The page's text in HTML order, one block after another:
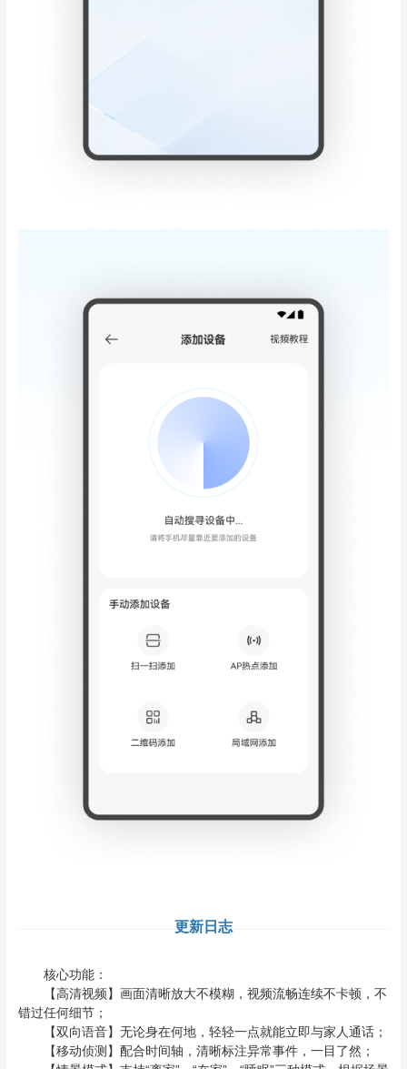
更新日志
核心功能：
【高清视频】画面清晰放大不模糊，视频流畅连续不卡顿，不
错过任何细节；
【双向语音】无论身在何地，轻轻一点就能立即与家人通话；
【移动侦测】配合时间轴，清晰标注异常事件，一目了然；